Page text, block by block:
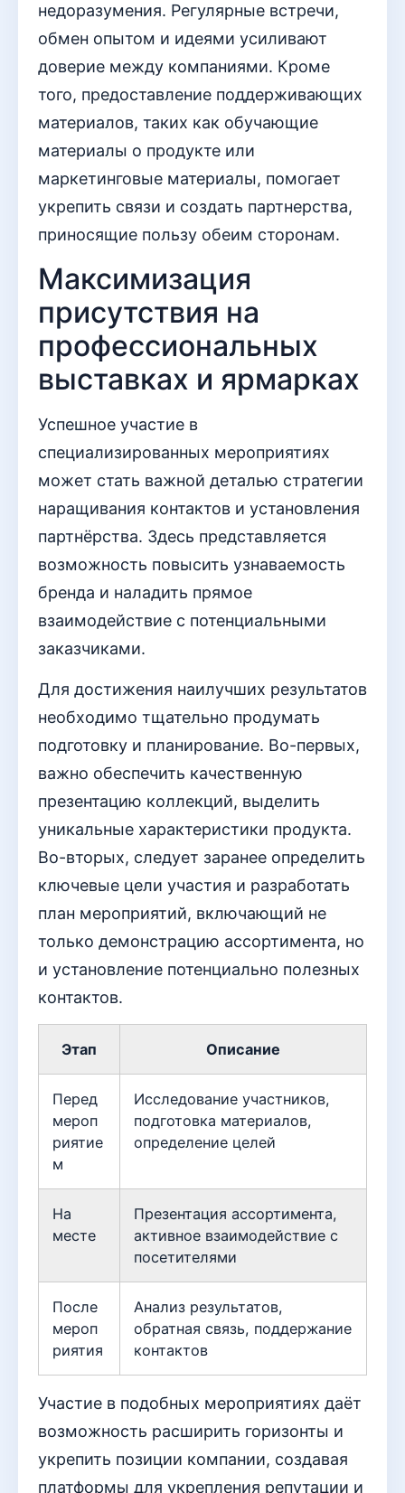
недоразумения. Регулярные встречи,
обмен опытом и идеями усиливают
доверие между компаниями. Кроме
того, предоставление поддерживающих
материалов, таких как обучающие
материалы о продукте или
маркетинговые материалы, помогает
укрепить связи и создать партнерства,
приносящие пользу обеим сторонам.
Максимизация
присутствия на
профессиональных
выставках и ярмарках
Успешное участие в
специализированных мероприятиях
может стать важной деталью стратегии
наращивания контактов и установления
партнёрства. Здесь представляется
возможность повысить узнаваемость
бренда и наладить прямое
взаимодействие с потенциальными
заказчиками.
Для достижения наилучших результатов
необходимо тщательно продумать
подготовку и планирование. Во-первых,
важно обеспечить качественную
презентацию коллекций, выделить
уникальные характеристики продукта.
Во-вторых, следует заранее определить
ключевые цели участия и разработать
план мероприятий, включающий не
только демонстрацию ассортимента, но
и установление потенциально полезных
контактов.
Этап Описание
Перед
мероп
риятие
м
Исследование участников,
подготовка материалов,
определение целей
На
месте
Презентация ассортимента,
активное взаимодействие с
посетителями
После
мероп
риятия
Анализ результатов,
обратная связь, поддержание
контактов
Участие в подобных мероприятиях даёт
возможность расширить горизонты и
укрепить позиции компании, создавая
платформы для укрепления репутации и